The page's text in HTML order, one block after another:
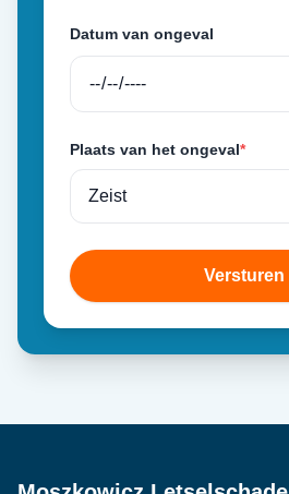
Datum van ongeval
Plaats van het ongeval*
Versturen